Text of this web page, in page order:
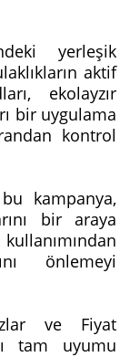
yerleşik
aktif
ekolayzır
bir uygulama
kontrol
kampanya,
bir araya
önlemeyi
ve Fiyat
tam uyumu